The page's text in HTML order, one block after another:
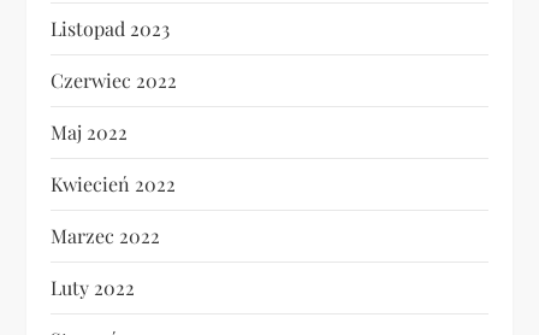
Listopad 2023
Czerwiec 2022
Maj 2022
Kwiecień 2022
Marzec 2022
Luty 2022